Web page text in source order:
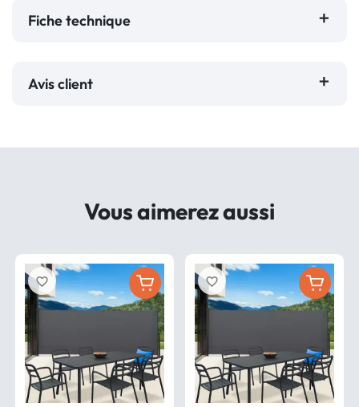
Fiche technique
Avis client
Vous aimerez aussi
favorite_border favorite_border